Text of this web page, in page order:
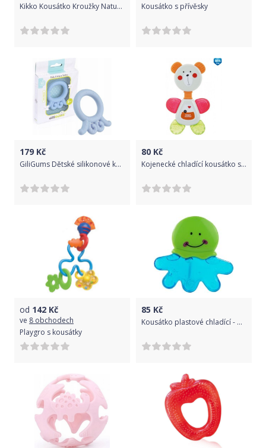
Kikko Kousátko Kroužky Natural 2021 Kousátko s přívěsky
179 Kč
GiliGums Dětské silikonové kousátko Baby Octopus Teether, 3m+, sv. modrá, 1 ks
80 Kč
Kojenecké chladící kousátko s chrastítkem Canpol 56/139 medvídek šedý
od 142 Kč
ve 8 obchodech
Playgro s kousátky
85 Kč
Kousátko plastové chladící - CHOBOTNICE zeleno-modrá - BabyMix